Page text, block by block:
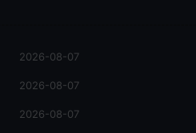
2026-08-07
2026-08-07
2026-08-07